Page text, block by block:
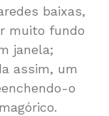
baixas,
muito fundo
janela;
assim, um
o